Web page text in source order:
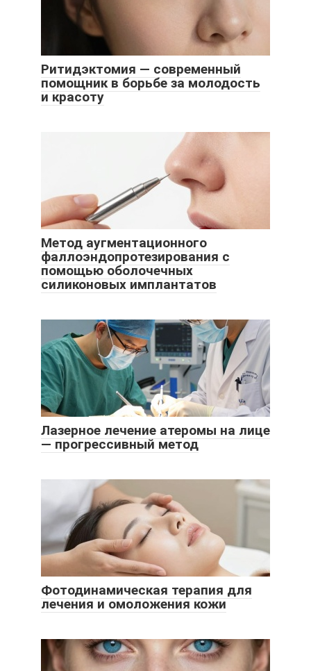
Ритидэктомия — современный
помощник в борьбе за молодость
и красоту
Метод аугментационного
фаллоэндопротезирования с
помощью оболочечных
силиконовых имплантатов
Лазерное лечение атеромы на лице
— прогрессивный метод
Фотодинамическая терапия для
лечения и омоложения кожи